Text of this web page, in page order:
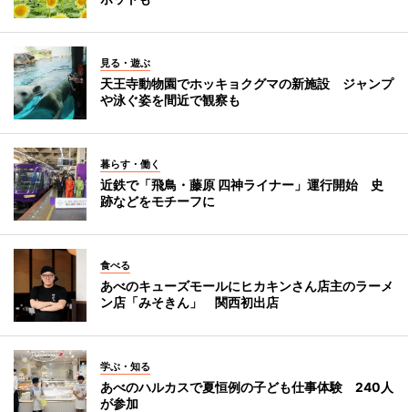
見る・遊ぶ
天王寺動物園でホッキョクグマの新施設 ジャンプ
や泳ぐ姿を間近で観察も
暮らす・働く
近鉄で「飛鳥・藤原 四神ライナー」運行開始 史
跡などをモチーフに
食べる
あべのキューズモールにヒカキンさん店主のラーメ
ン店「みそきん」 関西初出店
学ぶ・知る
あべのハルカスで夏恒例の子ども仕事体験 240人
が参加